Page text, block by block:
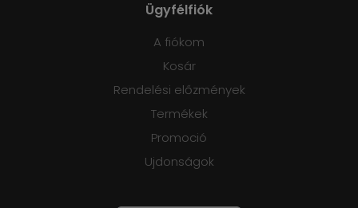
Ügyfélfiók
A fiókom
Kosár
Rendelési előzmények
Termékek
Promoció
Ujdonságok